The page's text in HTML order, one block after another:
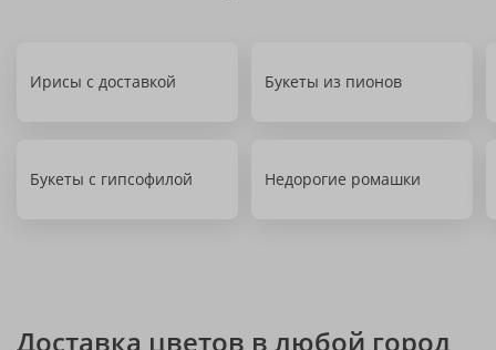
Ирисы с доставкой Букеты из пионов
Букеты с гипсофилой Недорогие ромашки
Доставка цветов в любой город